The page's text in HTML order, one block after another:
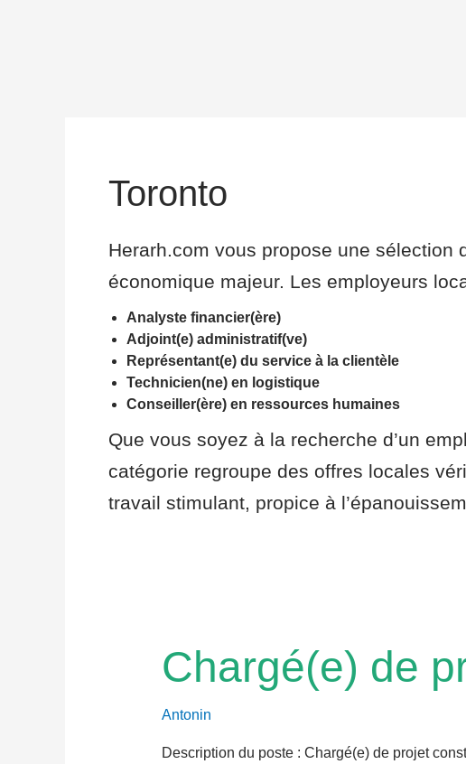
Toronto
Herarh.com vous propose une sélection
économique majeur. Les employeurs
Analyste financier(ère)
Adjoint(e) administratif(ve)
Représentant(e) du service à la clientèle
Technicien(ne) en logistique
Conseiller(ère) en ressources humaines
Que vous soyez à la recherche d’un
catégorie regroupe des offres locales
travail stimulant, propice à
Chargé(e) de
Antonin
Description du poste : Chargé(e) de projet
Chargé(e)
de
construction